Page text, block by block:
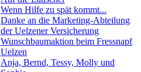
Wenn Hilfe zu spät kommt...
Danke an die Marketing-Abteilung
der Uelzener Versicherung
Wunschbaumaktion beim Fressnapf
Uelzen
Anja, Bernd, Tessy, Molly und